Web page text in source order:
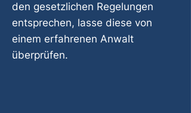
den gesetzlichen Regelungen
entsprechen, lasse diese von
einem erfahrenen Anwalt
überprüfen.